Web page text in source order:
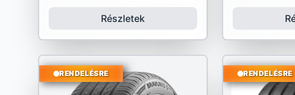
Részletek
RENDELÉSRE RENDELÉSRE